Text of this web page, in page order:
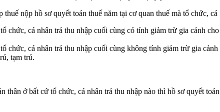
nộp hồ sơ quyết toán thuế năm tại cơ quan thuế mà tổ chức,
chức, cá nhân trả thu nhập cuối cùng có tính giảm trừ gia cảnh
chức, cá nhân trả thu nhập cuối cùng không tính giảm trừ gia
tạm trú.
thân ở bất cứ tổ chức, cá nhân trả thu nhập nào thì hồ sơ quyết